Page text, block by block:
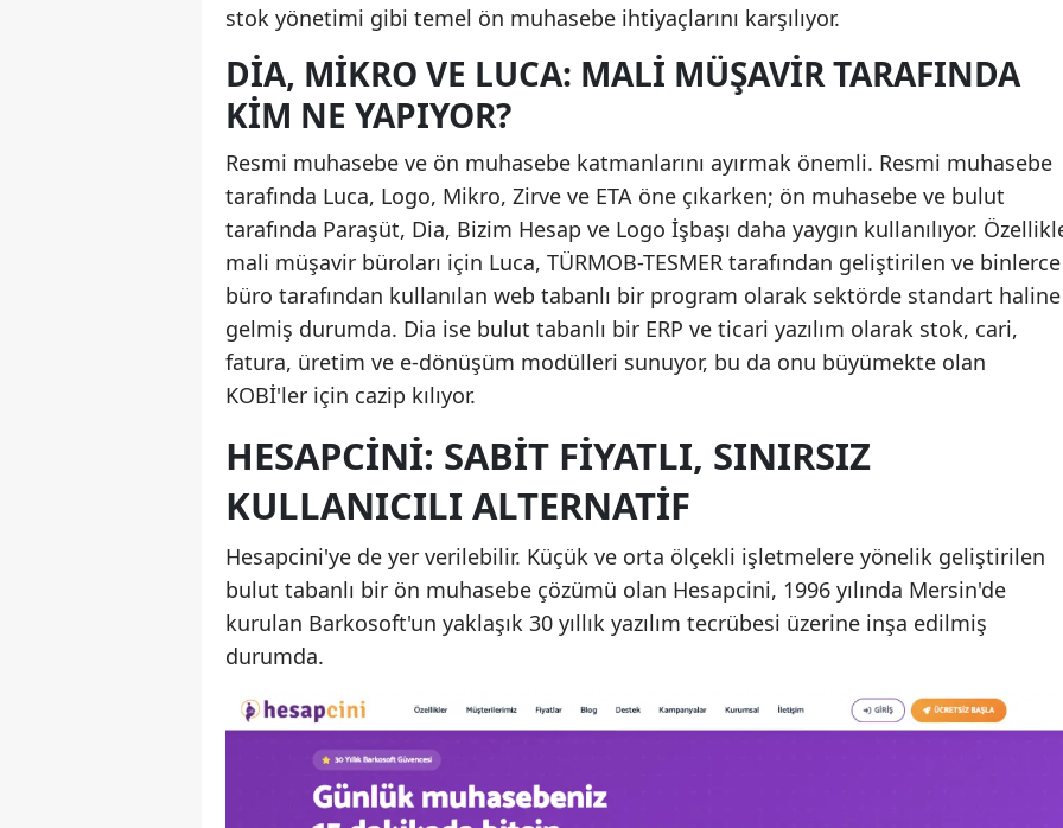
stok yönetimi gibi temel ön muhasebe ihtiyaçlarını karşılıyor.
DIA, MIKRO VE LUCA: MALI MÜŞAVIR TARAFINDA
KIM NE YAPIYOR?
Resmi muhasebe ve ön muhasebe katmanlarını ayırmak önemli. Resmi muhasebe
tarafında Luca, Logo, Mikro, Zirve ve ETA öne çıkarken; ön muhasebe ve bulut
tarafında Paraşüt, Dia, Bizim Hesap ve Logo İşbaşı daha yaygın kullanılıyor.
mali müşavir büroları için Luca, TÜRMOB-TESMER tarafından geliştirilen ve binlerce
büro tarafından kullanılan web tabanlı bir program olarak sektörde standart haline
gelmiş durumda. Dia ise bulut tabanlı bir ERP ve ticari yazılım olarak stok, cari,
fatura, üretim ve e-dönüşüm modülleri sunuyor, bu da onu büyümekte olan
KOBİ'ler için cazip kılıyor.
HESAPCINI: SABIT FIYATLI, SINIRSIZ
KULLANICILI ALTERNATIF
Hesapcini'ye de yer verilebilir. Küçük ve orta ölçekli işletmelere yönelik geliştirilen
bulut tabanlı bir ön muhasebe çözümü olan Hesapcini, 1996 yılında Mersin'de
kurulan Barkosoft'un yaklaşık 30 yıllık yazılım tecrübesi üzerine inşa edilmiş
durumda.